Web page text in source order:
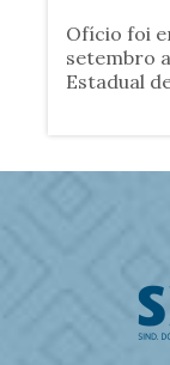
Ofício foi
setembro
Estadual